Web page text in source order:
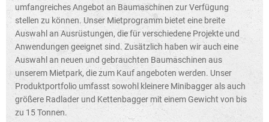
umfangreiches Angebot an Baumaschinen zur Verfügung
stellen zu können. Unser Mietprogramm bietet eine breite
Auswahl an Ausrüstungen, die für verschiedene Projekte und
Anwendungen geeignet sind. Zusätzlich haben wir auch eine
Auswahl an neuen und gebrauchten Baumaschinen aus
unserem Mietpark, die zum Kauf angeboten werden. Unser
Produktportfolio umfasst sowohl kleinere Minibagger als auch
größere Radlader und Kettenbagger mit einem Gewicht von bis
zu 15 Tonnen.